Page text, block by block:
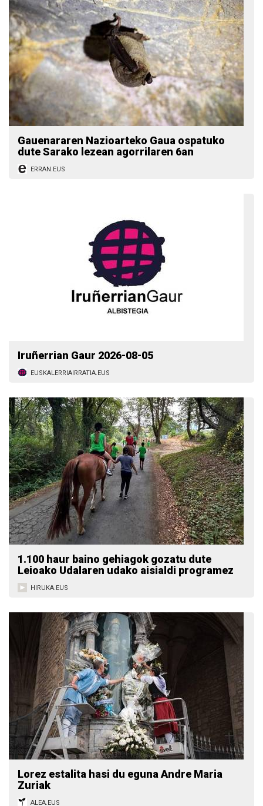
Gauenararen Nazioarteko Gaua ospatuko
dute Sarako lezean agorrilaren 6an
ERRAN.EUS
Iruñerrian Gaur 2026-08-05
EUSKALERRIAIRRATIA.EUS
1.100 haur baino gehiagok gozatu dute
Leioako Udalaren udako aisialdi programez
HIRUKA.EUS
Lorez estalita hasi du eguna Andre Maria
Zuriak
ALEA.EUS